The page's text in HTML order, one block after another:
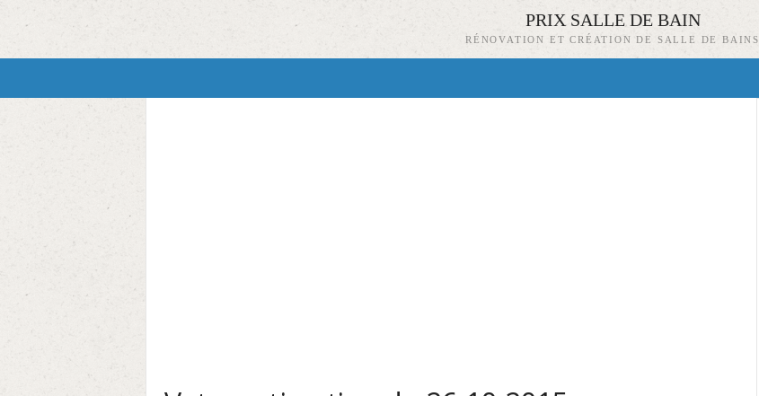
PRIX SALLE DE BAIN
RÉNOVATION ET CRÉATION DE SALLE DE BAINS